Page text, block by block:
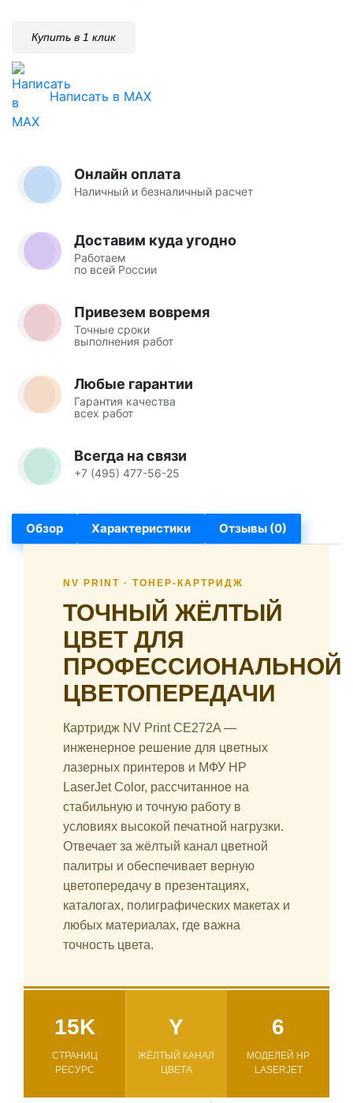
Купить в 1 клик
Написать в MAX
Онлайн оплата
Наличный и безналичный расчет
Доставим куда угодно
Работаем
по всей России
Привезем вовремя
Точные сроки
выполнения работ
Любые гарантии
Гарантия качества
всех работ
Всегда на связи
+7 (495) 477-56-25
Обзор Характеристики Отзывы (0)
NV PRINT · ТОНЕР-КАРТРИДЖ
ТОЧНЫЙ ЖЁЛТЫЙ
ЦВЕТ ДЛЯ
ПРОФЕССИОНАЛЬНОЙ
ЦВЕТОПЕРЕДАЧИ
Картридж NV Print CE272A —
инженерное решение для цветных
лазерных принтеров и МФУ HP
LaserJet Color, рассчитанное на
стабильную и точную работу в
условиях высокой печатной нагрузки.
Отвечает за жёлтый канал цветной
палитры и обеспечивает верную
цветопередачу в презентациях,
каталогах, полиграфических макетах и
любых материалах, где важна
точность цвета.
15K
СТРАНИЦ
РЕСУРС
Y
ЖЁЛТЫЙ КАНАЛ
ЦВЕТА
6
МОДЕЛЕЙ HP
LASERJET